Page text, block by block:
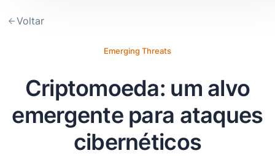
Voltar
Emerging Threats
Criptomoeda: um alvo
emergente para ataques
cibernéticos